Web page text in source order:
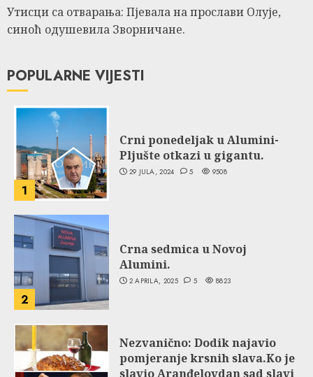
Утисци са отварања: Пјевала на прослави Олује,
синоћ одушевила Зворничане.
POPULARNE VIJESTI
1
Crni ponedeljak u Alumini-
Pljušte otkazi u gigantu.
29 JULA, 2024 5 9508
2
Crna sedmica u Novoj
Alumini.
2 APRILA, 2025 5 8823
Nezvanično: Dodik najavio
pomjeranje krsnih slava.Ko je
slavio Aranđelovdan sad slavi